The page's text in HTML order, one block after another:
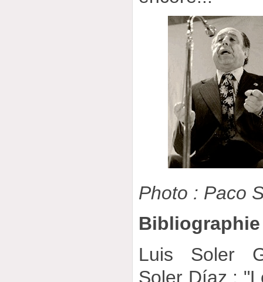
Photo : Paco
Bibliographie
Luis Soler
Soler Díaz :